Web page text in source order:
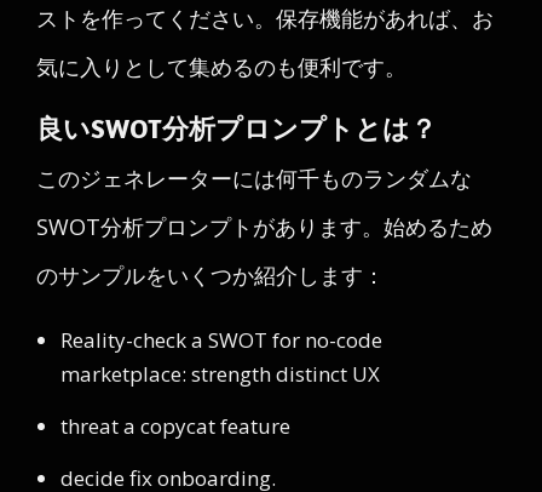
ストを作ってください。保存機能があれば、お
気に入りとして集めるのも便利です。
良いSWOT分析プロンプトとは？
このジェネレーターには何千ものランダムな
SWOT分析プロンプトがあります。始めるため
のサンプルをいくつか紹介します：
Reality-check a SWOT for no-code
marketplace: strength distinct UX
threat a copycat feature
decide fix onboarding.